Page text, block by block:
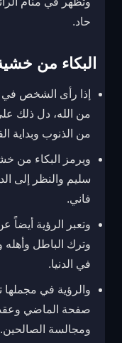
حاد.
البكاء من
إذا رأى الشخص في
من الله، دل ذلك
من الذنوب وبداية
ويرمز البكاء من
سليم والنظر إلى
فاني.
وتعبر الرؤية أيضاً
وترك الباطل
في الدنيا.
والرؤية في
صفحة الماضي
ومجالسة الصالحين.